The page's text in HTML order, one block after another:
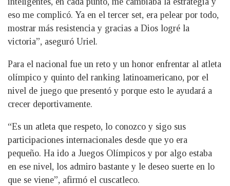
eso me complicó. Ya en el tercer set, era pelear por todo,
mostrar más resistencia y gracias a Dios logré la
victoria”, aseguró Uriel.
Para el nacional fue un reto y un honor enfrentar al atleta
olímpico y quinto del ranking latinoamericano, por el
nivel de juego que presentó y porque esto le ayudará a
crecer deportivamente.
“Es un atleta que respeto, lo conozco y sigo sus
participaciones internacionales desde que yo era
pequeño. Ha ido a Juegos Olímpicos y por algo estaba
en ese nivel, los admiro bastante y le deseo suerte en lo
que se viene”, afirmó el cuscatleco.